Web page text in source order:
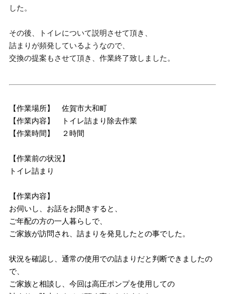
した。
その後、トイレについて説明させて頂き、
詰まりが頻発しているようなので、
交換の提案もさせて頂き、作業終了致しました。
【作業場所】 佐賀市大和町
【作業内容】 トイレ詰まり除去作業
【作業時間】 ２時間
【作業前の状況】
トイレ詰まり
【作業内容】
お伺いし、お話をお聞きすると、
ご年配の方の一人暮らしで、
ご家族が訪問され、詰まりを発見したとの事でした。
状況を確認し、通常の使用での詰まりだと判断できましたの
で、
ご家族と相談し、今回は高圧ポンプを使用しての